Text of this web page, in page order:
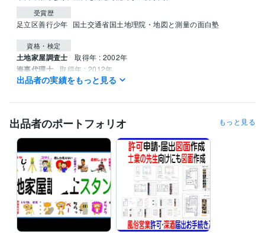
受賞歴
足立区善行少年 国土交通省国土地理院・地図と測量の面白塾
資格・検定
土地家屋調査士 取得年 : 2002年
海事代理士 取得年 : 2012年
宅地建物取引士 取得年 : 1995年
１級船舶免許＜小型船舶操縦士＞ 取得年 : 2013年
損害保険代理店上級資格
得意分野
ビジネス代行・事務代行 登記･許可･届出、各種図面作成
建物表題登記、図面
出品者の実績をもっと見る
出品者のポートフォリオ もっと見る